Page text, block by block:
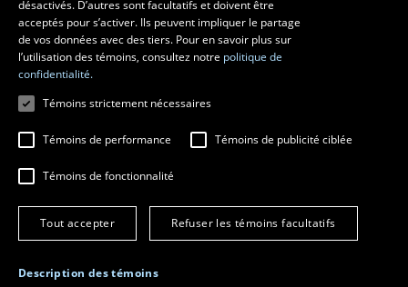
Centre de recherche en aménagement et développement
© 2026 Université Laval
Tous droits réservés
Conditions générales d'utilisation
Fraude en ligne
Paramétrer les témoins
désactivés. D’autres sont facultatifs et doivent être
acceptés pour s’activer. Ils peuvent impliquer le partage
de vos données avec des tiers. Pour en savoir plus sur
l’utilisation des témoins, consultez notre politique de
confidentialité.
Témoins strictement nécessaires
Témoins de performance Témoins de publicité ciblée
Témoins de fonctionnalité
Tout accepter Refuser les témoins facultatifs
Description des témoins